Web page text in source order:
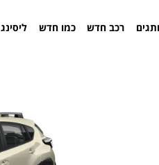
רכב חדש כמו חדש ליסינג